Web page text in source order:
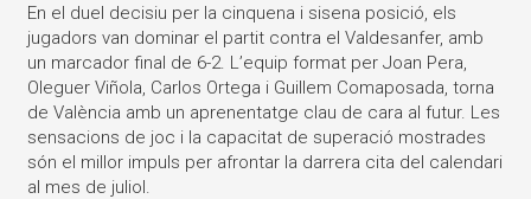
En el duel decisiu per la cinquena i sisena posició, els
jugadors van dominar el partit contra el Valdesanfer, amb
un marcador final de 6-2. L’equip format per Joan Pera,
Oleguer Viñola, Carlos Ortega i Guillem Comaposada, torna
de València amb un aprenentatge clau de cara al futur. Les
sensacions de joc i la capacitat de superació mostrades
són el millor impuls per afrontar la darrera cita del calendari
al mes de juliol.